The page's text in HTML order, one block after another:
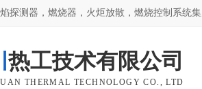
探测器，燃烧器，火炬放散，燃烧控制系统
热工技术有限公司
THERMAL TECHNOLOGY CO., LTD